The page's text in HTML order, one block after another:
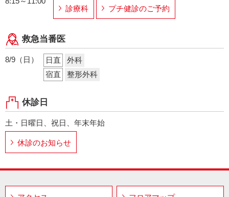
診療科
プチ健診のご予約
救急当番医
8/9（日） 日直
外科
宿直
整形外科
休診日
土・日曜日、祝日、年末年始
休診のお知らせ